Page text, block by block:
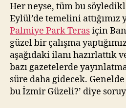
Her neyse, tüm bu
Eylül’de temelini
Palmiye Park Terasiçin
güzel bir çalışma
aşağıdaki ilanı hazırlattık
bazı gazetelerde
süre daha gidecek.
bu İzmir Güzeli?’ diye